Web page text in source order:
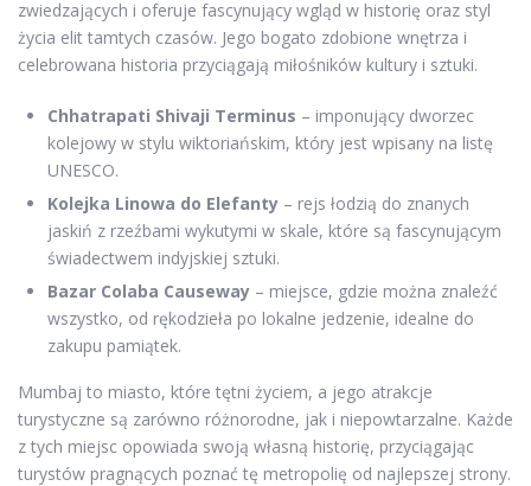
zwiedzających i oferuje fascynujący wgląd w historię oraz styl
życia elit tamtych czasów. Jego bogato zdobione wnętrza i
celebrowana historia przyciągają miłośników kultury i sztuki.
Chhatrapati Shivaji Terminus – imponujący dworzec
kolejowy w stylu wiktoriańskim, który jest wpisany na listę
UNESCO.
Kolejka Linowa do Elefanty – rejs łodzią do znanych
jaskiń z rzeźbami wykutymi w skale, które są fascynującym
świadectwem indyjskiej sztuki.
Bazar Colaba Causeway – miejsce, gdzie można znaleźć
wszystko, od rękodzieła po lokalne jedzenie, idealne do
zakupu pamiątek.
Mumbaj to miasto, które tętni życiem, a jego atrakcje
turystyczne są zarówno różnorodne, jak i niepowtarzalne. Każde
z tych miejsc opowiada swoją własną historię, przyciągając
turystów pragnących poznać tę metropolię od najlepszej strony.